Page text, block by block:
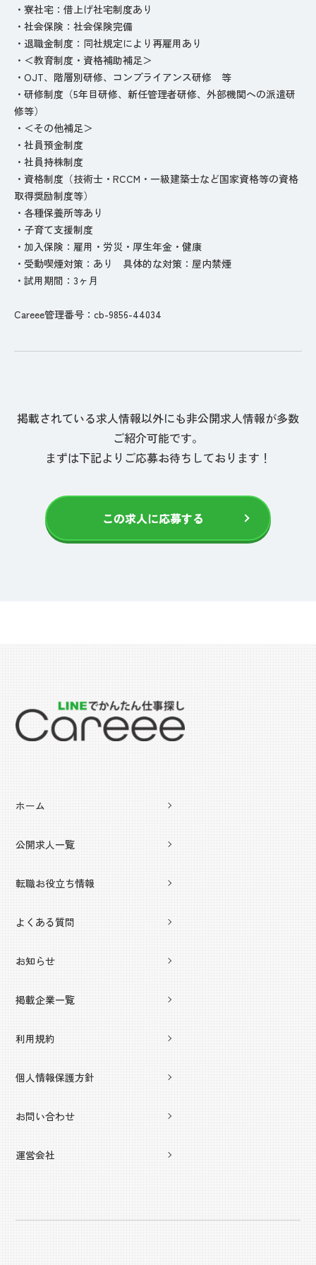
・寮社宅：借上げ社宅制度あり
・社会保険：社会保険完備
・退職金制度：同社規定により再雇用あり
・＜教育制度・資格補助補足＞
・OJT、階層別研修、コンプライアンス研修 等
・研修制度（5年目研修、新任管理者研修、外部機関への派遣研
修等）
・＜その他補足＞
・社員預金制度
・社員持株制度
・資格制度（技術士・RCCM・一級建築士など国家資格等の資格
取得奨励制度等）
・各種保養所等あり
・子育て支援制度
・加入保険：雇用・労災・厚生年金・健康
・受動喫煙対策：あり 具体的な対策：屋内禁煙
・試用期間：3ヶ月
Careee管理番号：cb-9856-44034
掲載されている求人情報以外にも非公開求人情報が多数
ご紹介可能です。
まずは下記よりご応募お待ちしております！
この求人に応募する
ホーム
公開求人一覧
転職お役立ち情報
よくある質問
お知らせ
掲載企業一覧
利用規約
個人情報保護方針
お問い合わせ
運営会社